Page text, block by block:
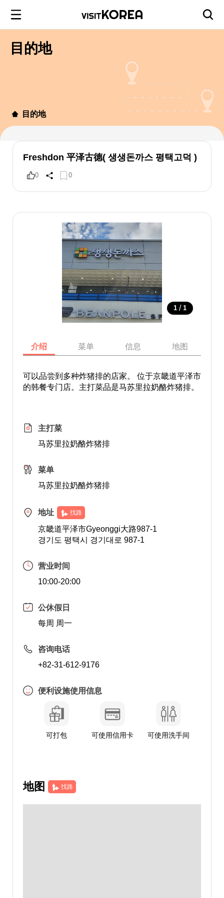
目的地
目的地
Freshdon 平泽古德( 생생돈까스 평택고덕 )
0 0
1 / 1
介绍 菜单 信息 地图
可以品尝到多种炸猪排的店家。 位于京畿道平泽市
的韩餐专门店。主打菜品是马苏里拉奶酪炸猪排。
主打菜
马苏里拉奶酪炸猪排
菜单
马苏里拉奶酪炸猪排
地址 找路
京畿道平泽市Gyeonggi大路987-1
경기도 평택시 경기대로 987-1
营业时间
10:00-20:00
公休假日
每周 周一
咨询电话
+82-31-612-9176
便利设施使用信息
可打包 可使用信用卡 可使用洗手间
地图 找路